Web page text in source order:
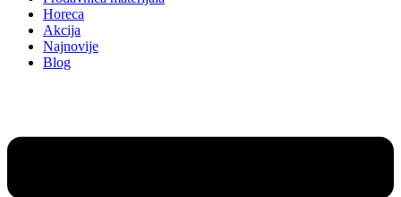
Horeca
Akcija
Najnovije
Blog